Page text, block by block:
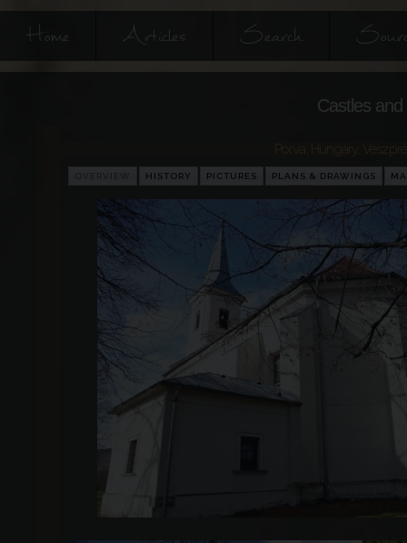
Home Articles Search
Castles
HISTORY PICTURES PLANS & DRAWINGS